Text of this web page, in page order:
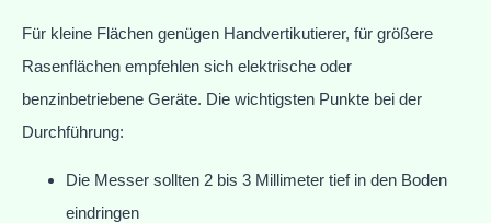
Für kleine Flächen genügen Handvertikutierer, für größere
Rasenflächen empfehlen sich elektrische oder
benzinbetriebene Geräte. Die wichtigsten Punkte bei der
Durchführung:
Die Messer sollten 2 bis 3 Millimeter tief in den Boden
eindringen